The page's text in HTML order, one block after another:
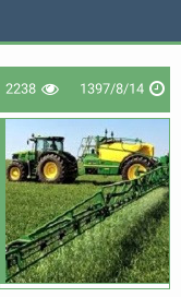
1397/8/14
2238